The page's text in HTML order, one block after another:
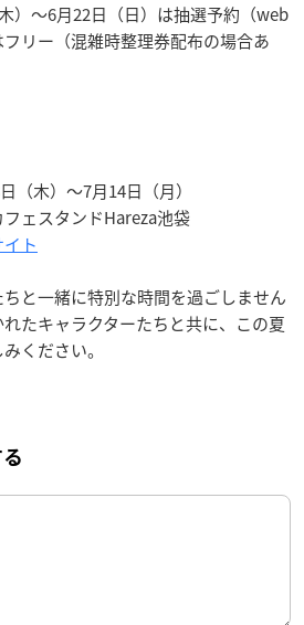
）～6月22日（日）は抽選予約（web
リー（混雑時整理券配布の場合あ
（木）～7月14日（月）
ェスタンドHareza池袋
ト
と一緒に特別な時間を過ごしません
たキャラクターたちと共に、この夏
ください。